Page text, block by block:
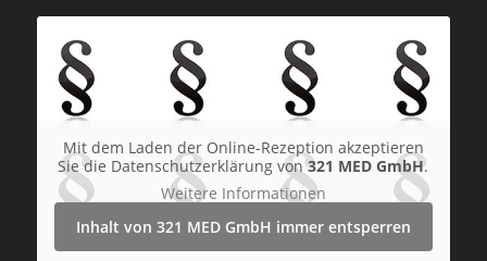
Mit dem Laden der Online-Rezeption akzeptieren
Sie die Datenschutzerklärung von321 MED GmbH.
Weitere Informationen
Inhalt von 321 MED GmbH immer entsperren